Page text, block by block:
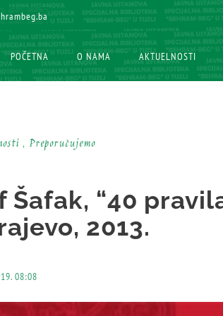
POČETNA
POČETNA O NAMA
O NAMA AKTUELNOSTI
AKTUELNOSTI
, Preporučujemo
Šafak, “40
2013.
08:08